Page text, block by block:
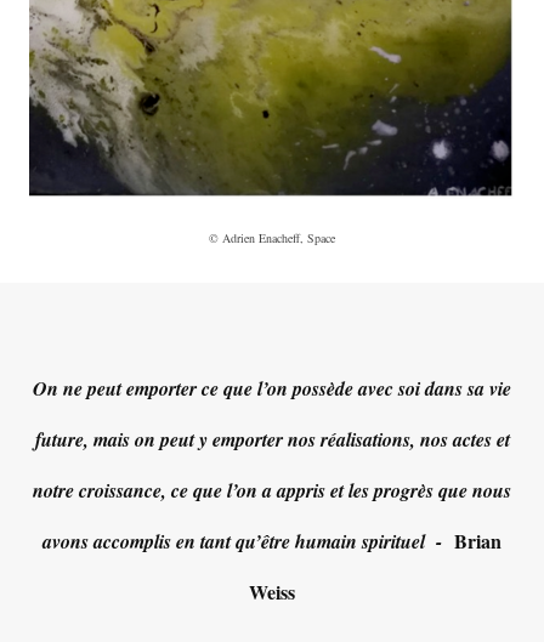
© Adrien Enacheff, Space
On ne peut emporter ce que l’on possède avec soi dans sa vie
future, mais on peut y emporter nos réalisations, nos actes et
notre croissance, ce que l’on a appris et les progrès que nous
avons accomplis en tant qu’être humain spirituel - Brian
Weiss